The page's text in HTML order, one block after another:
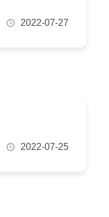
2022-07-27
2022-07-25